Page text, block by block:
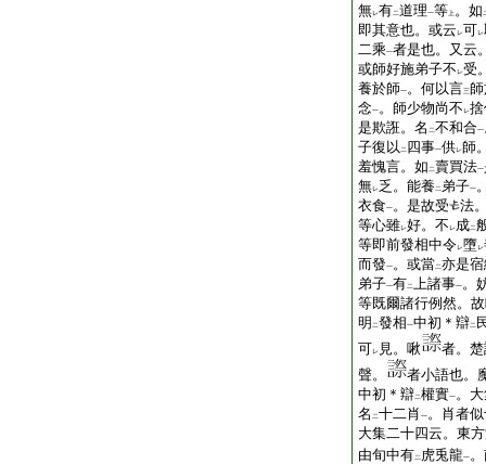
無レ有二道理一等 上 。如
即其意也。或云 レ可レ
二乘一者是也。又云
或師好施弟子不 レ受
養於師一。何以言三
念一。師少物尚不 レ
是欺誑。名 二不和合一
子復以 二 四事一供レ師
羞愧言。如 二賣買法一
無レ乏。能養二 弟子一
衣食一。是故受
法
等心雖レ好。不 レ成二
等即前發相中令レ墮レ
而發一。或當二亦是
弟子一有二上諸事一。
等既爾諸行例然。
明 二發相一中初＊辯二
可レ 見。啾
者。
聲。
者小語也。
中初＊辯二權實一。
名 二十二肖 一。肖者
大集二十四云。東
由旬中有二 虎兎龍一